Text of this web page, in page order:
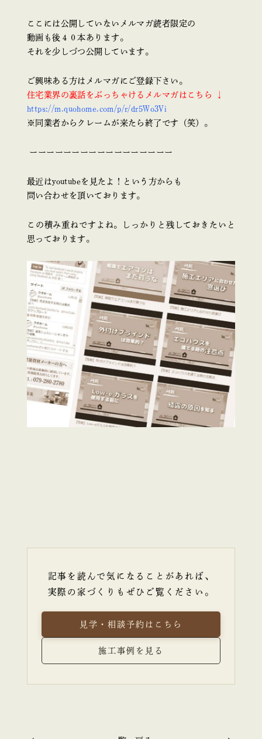
ここには公開していないメルマガ読者限定の
動画も後４０本あります。
それを少しづつ公開しています。
ご興味ある方はメルマガにご登録下さい。
住宅業界の裏話をぶっちゃけるメルマガはこちら ↓
https://m.quohome.com/p/r/dr5Wo3Vi
※同業者からクレームが来たら終了です（笑）。
ーーーーーーーーーーーーーーーーー
最近はyoutubeを見たよ！という方からも
問い合わせを頂いております。
この積み重ねですよね。しっかりと残しておきたいと
思っております。
記事を読んで気になることがあれば、
実際の家づくりもぜひご覧ください。
見学・相談予約はこちら
施工事例を見る